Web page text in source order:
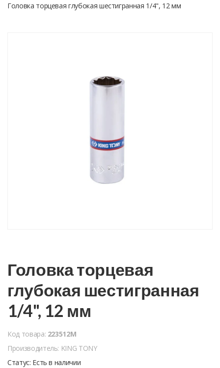
Головка торцевая глубокая шестигранная 1/4", 12 мм
Головка торцевая
глубокая шестигранная
1/4", 12 мм
Код товара: 223512M
Производитель: KING TONY
Статус: Есть в наличии